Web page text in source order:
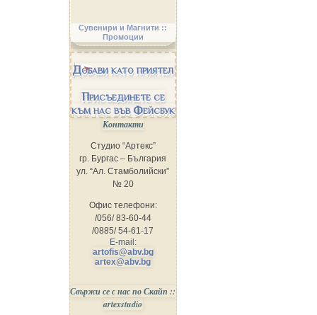
Сувенири и Магнити ::
Промоции
Добави като приятел
Присъединете се
към нас във Фейсбук
Контакти
Студио “Артекс”
гр. Бургас – България
ул. “Ал. Стамболийски”
№ 20
Офис телефони:
/056/ 83-60-44
/0885/ 54-61-17
E-mail:
artofis@abv.bg
artex@abv.bg
Свържи се с нас по Скайп ::
artexstudio